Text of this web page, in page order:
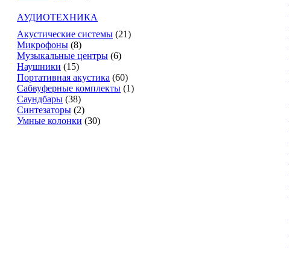
АУДИОТЕХНИКА
Акустические системы (21)
Микрофоны (8)
Музыкальные центры (6)
Наушники (15)
Портативная акустика (60)
Сабвуферные комплекты (1)
Саундбары (38)
Синтезаторы (2)
Умные колонки (30)